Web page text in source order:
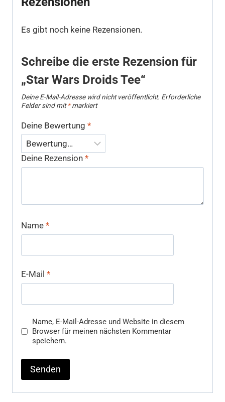
Es gibt noch keine Rezensionen.
Schreibe die erste Rezension für
„Star Wars Droids Tee“
Deine E-Mail-Adresse wird nicht veröffentlicht. Erforderliche
Felder sind mit*markiert
Deine Bewertung *
Deine Rezension *
Name *
E-Mail *
Name, E-Mail-Adresse und Website in diesem
Browser für meinen nächsten Kommentar
speichern.